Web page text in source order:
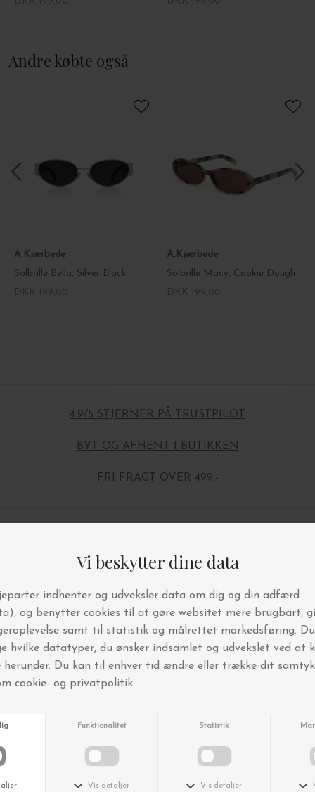
Andre købte også
A.Kjærbede
Solbrille Bella, Silver Black
A.Kjærbede
Solbrille Macy, Cookie Dough
4.9/5 STJERNER PÅ TRUSTPILOT
BYT OG AFHENT I BUTIKKEN
FRI FRAGT OVER 499,-
Andre købte også